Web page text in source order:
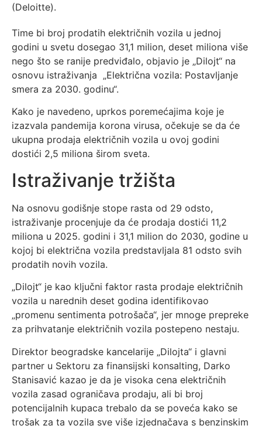
(Deloitte).
Time bi broj prodatih električnih vozila u jednoj
godini u svetu dosegao 31,1 milion, deset miliona više
nego što se ranije predviđalo, objavio je „Dilojt“ na
osnovu istraživanja „Električna vozila: Postavljanje
smera za 2030. godinu“.
Kako je navedeno, uprkos poremećajima koje je
izazvala pandemija korona virusa, očekuje se da će
ukupna prodaja električnih vozila u ovoj godini
dostići 2,5 miliona širom sveta.
Istraživanje tržišta
Na osnovu godišnje stope rasta od 29 odsto,
istraživanje procenjuje da će prodaja dostići 11,2
miliona u 2025. godini i 31,1 milion do 2030, godine u
kojoj bi električna vozila predstavljala 81 odsto svih
prodatih novih vozila.
„Dilojt“ je kao ključni faktor rasta prodaje električnih
vozila u narednih deset godina identifikovao
„promenu sentimenta potrošača“, jer mnoge prepreke
za prihvatanje električnih vozila postepeno nestaju.
Direktor beogradske kancelarije „Dilojta“ i glavni
partner u Sektoru za finansijski konsalting, Darko
Stanisavić kazao je da je visoka cena električnih
vozila zasad ograničava prodaju, ali bi broj
potencijalnih kupaca trebalo da se poveća kako se
trošak za ta vozila sve više izjednačava s benzinskim